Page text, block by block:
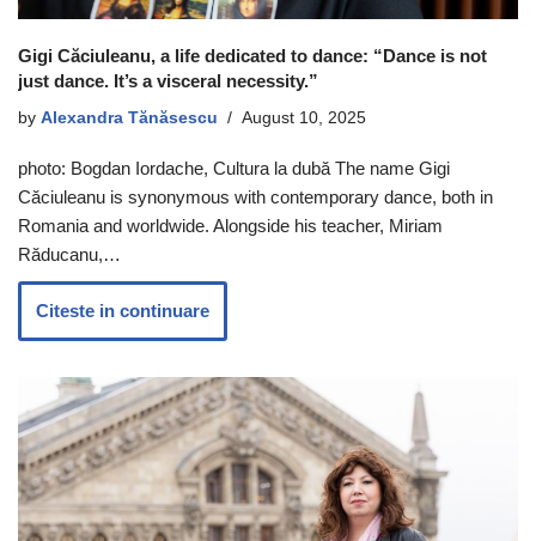
Gigi Căciuleanu, a life dedicated to dance: “Dance is not
just dance. It’s a visceral necessity.”
by Alexandra Tănăsescu August 10, 2025
photo: Bogdan Iordache, Cultura la dubă The name Gigi
Căciuleanu is synonymous with contemporary dance, both in
Romania and worldwide. Alongside his teacher, Miriam
Răducanu,…
Citeste in continuare